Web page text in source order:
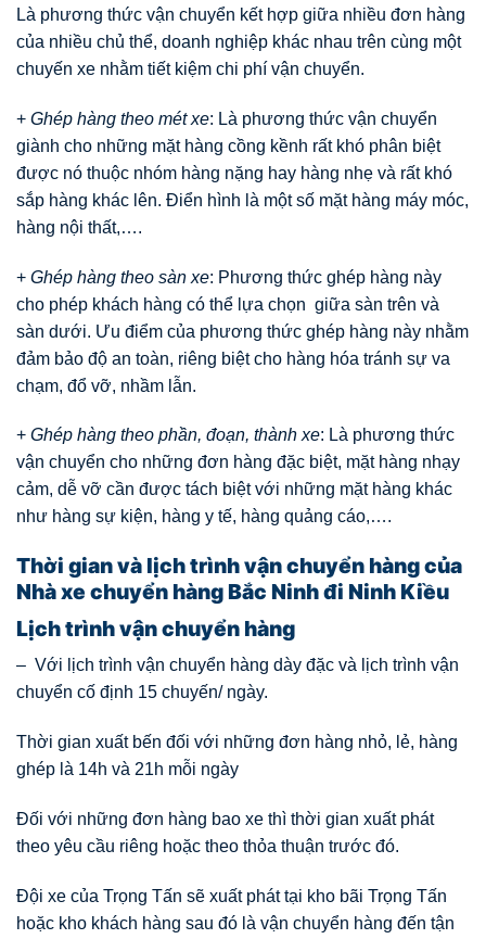
Là phương thức vận chuyển kết hợp giữa nhiều đơn hàng
của nhiều chủ thể, doanh nghiệp khác nhau trên cùng một
chuyến xe nhằm tiết kiệm chi phí vận chuyển.
+ Ghép hàng theo mét xe: Là phương thức vận chuyển
giành cho những mặt hàng cồng kềnh rất khó phân biệt
được nó thuộc nhóm hàng nặng hay hàng nhẹ và rất khó
sắp hàng khác lên. Điển hình là một số mặt hàng máy móc,
hàng nội thất,….
+ Ghép hàng theo sàn xe: Phương thức ghép hàng này
cho phép khách hàng có thể lựa chọn giữa sàn trên và
sàn dưới. Ưu điểm của phương thức ghép hàng này nhằm
đảm bảo độ an toàn, riêng biệt cho hàng hóa tránh sự va
chạm, đổ vỡ, nhầm lẫn.
+ Ghép hàng theo phần, đoạn, thành xe: Là phương thức
vận chuyển cho những đơn hàng đặc biệt, mặt hàng nhạy
cảm, dễ vỡ cần được tách biệt với những mặt hàng khác
như hàng sự kiện, hàng y tế, hàng quảng cáo,….
Thời gian và lịch trình vận chuyển hàng của
Nhà xe chuyển hàng Bắc Ninh đi Ninh Kiều
Lịch trình vận chuyển hàng
– Với lịch trình vận chuyển hàng dày đặc và lịch trình vận
chuyển cố định 15 chuyến/ ngày.
Thời gian xuất bến đối với những đơn hàng nhỏ, lẻ, hàng
ghép là 14h và 21h mỗi ngày
Đối với những đơn hàng bao xe thì thời gian xuất phát
theo yêu cầu riêng hoặc theo thỏa thuận trước đó.
Đội xe của Trọng Tấn sẽ xuất phát tại kho bãi Trọng Tấn
hoặc kho khách hàng sau đó là vận chuyển hàng đến tận